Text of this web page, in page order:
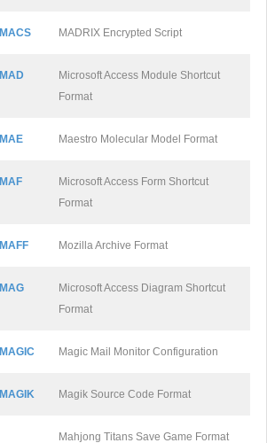
MACS MADRIX Encrypted Script
MAD
Microsoft Access Module Shortcut
Format
MAE Maestro Molecular Model Format
MAF
Microsoft Access Form Shortcut
Format
MAFF Mozilla Archive Format
MAG
Microsoft Access Diagram Shortcut
Format
MAGIC Magic Mail Monitor Configuration
MAGIK Magik Source Code Format
Mahjong Titans Save Game Format